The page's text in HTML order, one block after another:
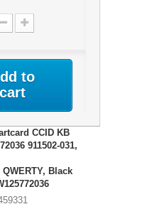
to
cart
CCID KB
911502-031,
Black